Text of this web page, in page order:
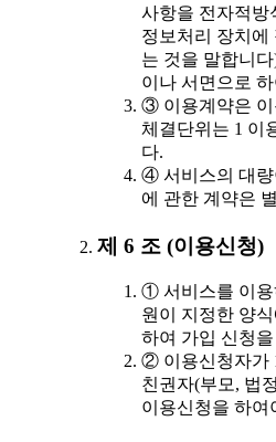
사항을 전자적방
정보처리 장치에
는 것을 말합니
이나 서면으로
③ 이용계약은 이
체결단위는 1 이
다.
④ 서비스의 대량
에 관한 계약은
제 6 조 (이용신청)
① 서비스를 이용
원이 지정한 양
하여 가입 신청
② 이용신청자가
친권자(부모, 법
이용신청을 하여